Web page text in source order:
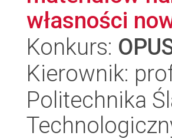
własności
Konkurs:
Kierownik:
Politechnika